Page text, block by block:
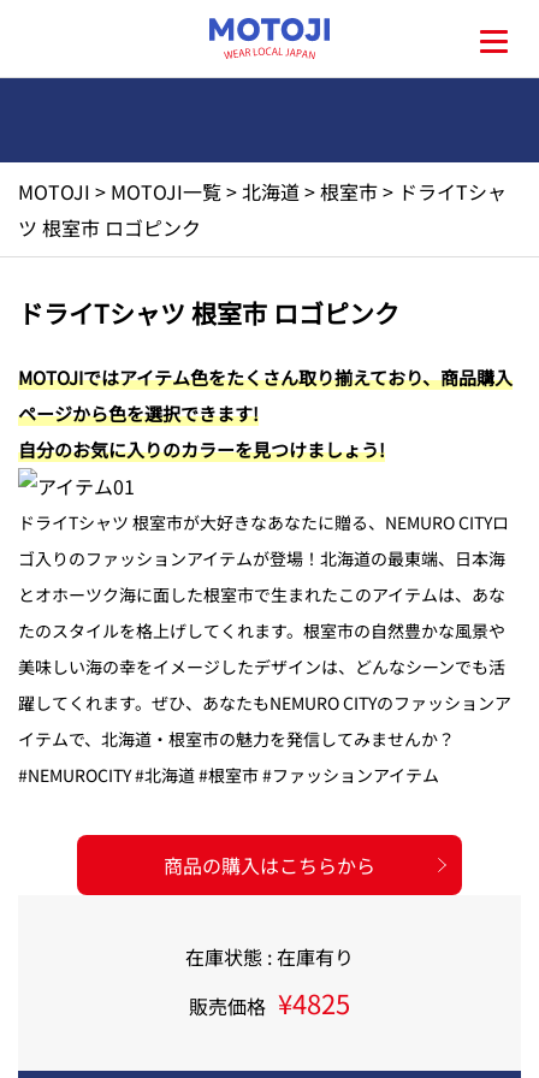
地元一覧
お問い合わせ
MOTOJI > MOTOJI一覧>北海道>根室市> ドライTシャ
ツ 根室市 ロゴピンク
ドライTシャツ 根室市 ロゴピンク
MOTOJIではアイテム色をたくさん取り揃えており、商品購入
ページから色を選択できます!
自分のお気に入りのカラーを見つけましょう!
ドライTシャツ 根室市が大好きなあなたに贈る、NEMURO CITYロ
ゴ入りのファッションアイテムが登場！北海道の最東端、日本海
とオホーツク海に面した根室市で生まれたこのアイテムは、あな
たのスタイルを格上げしてくれます。根室市の自然豊かな風景や
美味しい海の幸をイメージしたデザインは、どんなシーンでも活
躍してくれます。ぜひ、あなたもNEMURO CITYのファッションア
イテムで、北海道・根室市の魅力を発信してみませんか？
#NEMUROCITY #北海道 #根室市 #ファッションアイテム
商品の購入はこちらから
在庫状態 : 在庫有り
販売価格 ¥4825